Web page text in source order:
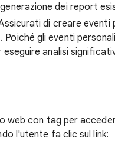
dei report
di creare eventi
gli eventi
analisi
web con tag per
l'utente fa clic sul link: